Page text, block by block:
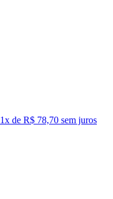
1x de R$ 78,70 sem juros